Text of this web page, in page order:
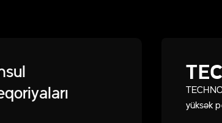
yüksək